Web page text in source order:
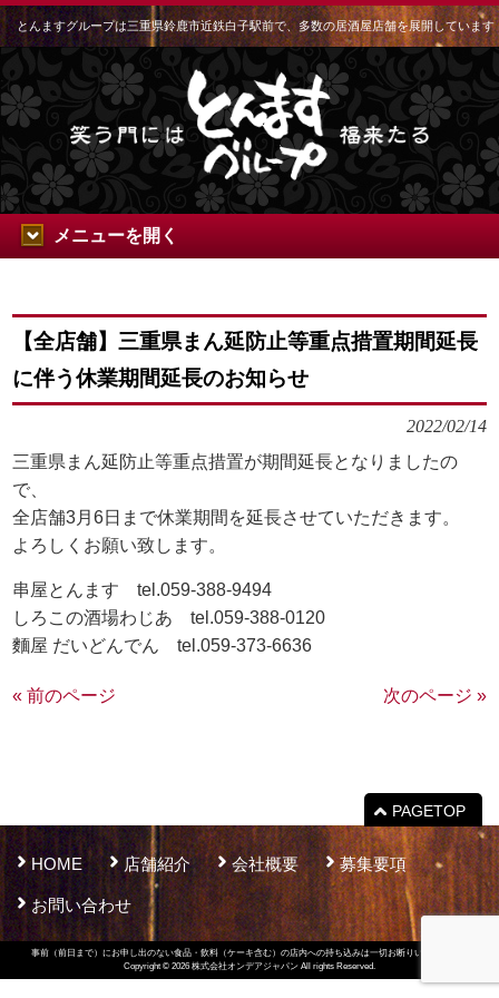
とんますグループは三重県鈴鹿市近鉄白子駅前で、多数の居酒屋店舗を展開しています
メニューを開く
【全店舗】三重県まん延防止等重点措置期間延長
に伴う休業期間延長のお知らせ
2022/02/14
三重県まん延防止等重点措置が期間延長となりましたの
で、
全店舗3月6日まで休業期間を延長させていただきます。
よろしくお願い致します。
串屋とんます tel.059-388-9494
しろこの酒場わじあ tel.059-388-0120
麵屋 だいどんでん tel.059-373-6636
« 前のページ 次のページ »
PAGETOP
HOME 店舗紹介 会社概要 募集要項
お問い合わせ
事前（前日まで）にお申し出のない食品・飲料（ケーキ含む）の店内への持ち込みは一切お断りいたします。
Copyright © 2026 株式会社オンデアジャパン All rights Reserved.